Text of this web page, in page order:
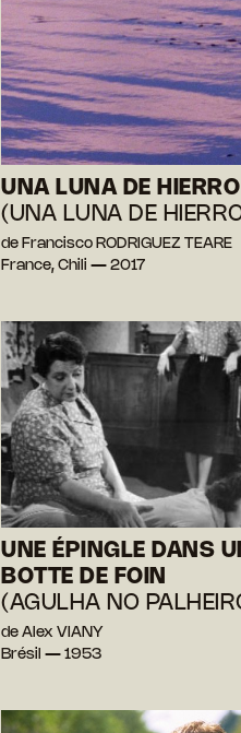
UNA LUNA DE HIERRO
(UNA LUNA DE
de Francisco RODRIGUEZ TEARE
France, Chili — 2017
UNE ÉPINGLE DANS
BOTTE DE FOIN
(AGULHA NO
de Alex VIANY
Brésil — 1953